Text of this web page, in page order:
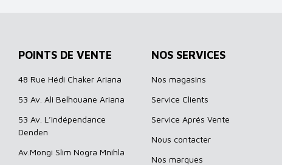
POINTS DE VENTE
48 Rue Hédi Chaker Ariana
53 Av. Ali Belhouane Ariana
53 Av. L’indépendance
Denden
Av.Mongi Slim Nogra Mnihla
NOS SERVICES
Nos magasins
Service Clients
Service Aprés Vente
Nous contacter
Nos marques